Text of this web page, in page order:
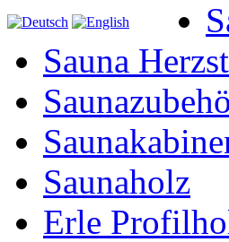
Sauna
Saunaholz
Erle